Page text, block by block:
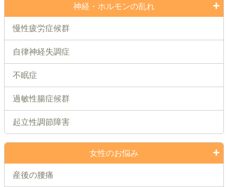
神経・ホルモンの乱れ
慢性疲労症候群
自律神経失調症
不眠症
過敏性腸症候群
起立性調節障害
女性のお悩み
産後の腰痛